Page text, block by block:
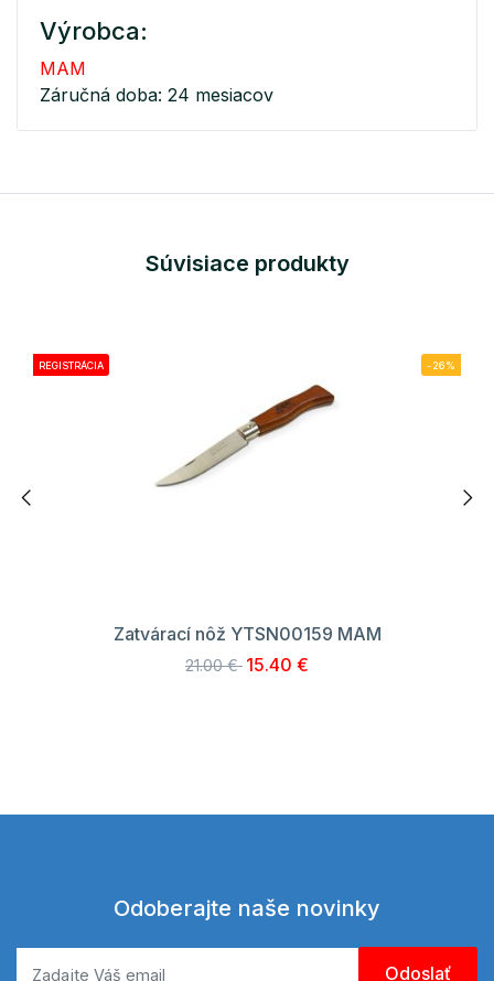
Výrobca:
MAM
Záručná doba: 24 mesiacov
Súvisiace produkty
REGISTRÁCIA -26%
Zatvárací nôž YTSN00159 MAM
21.00 € 15.40 €
Odoberajte naše novinky